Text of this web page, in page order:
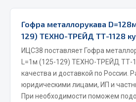
Сцепление
Коробка передач
Коробка передач ZF
Показать ещё
Весь раздел
Гофра металлорукава
129) ТЕХНО-ТРЕЙД ТТ-1128
ИЦС38 поставляет Гофра
L=1м (125-129) ТЕХНО-ТРЕЙД ТТ-
качества и доставкой по России.
юридическими лицами, ИП и
При необходимости поможем